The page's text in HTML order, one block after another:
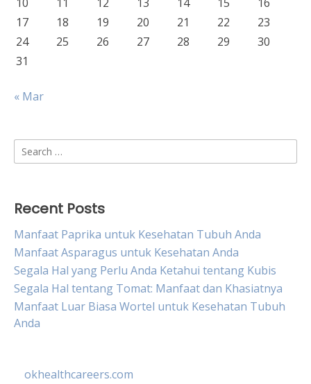
17
18 19 20 21 22
23
24
25 26 27 28 29
30
31
« Mar
Search
for:
Recent Posts
Manfaat Paprika untuk Kesehatan Tubuh Anda
Manfaat Asparagus untuk Kesehatan Anda
Segala Hal yang Perlu Anda Ketahui tentang Kubis
Segala Hal tentang Tomat: Manfaat dan Khasiatnya
Manfaat Luar Biasa Wortel untuk Kesehatan Tubuh
Anda
okhealthcareers.com